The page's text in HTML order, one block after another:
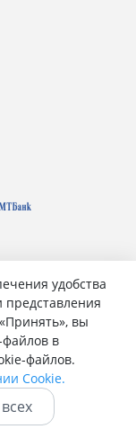
удобства
представления
вы
файлов в
файлов.
Cookie.
на 1С-